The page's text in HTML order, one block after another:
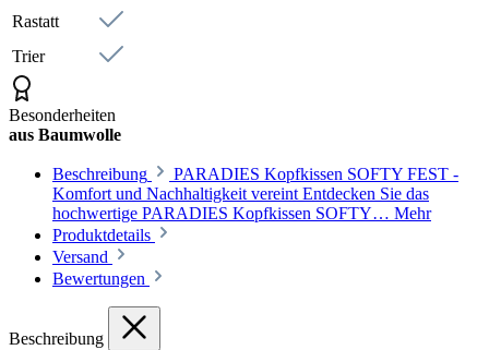
Rastatt
Trier
Besonderheiten
aus Baumwolle
Beschreibung
PARADIES Kopfkissen SOFTY FEST -
Komfort und Nachhaltigkeit vereint Entdecken Sie das
hochwertige PARADIES Kopfkissen SOFTY… Mehr
Produktdetails
Versand
Bewertungen
Beschreibung